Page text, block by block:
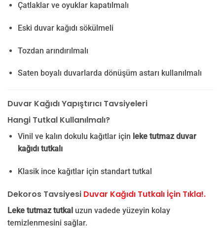
Çatlaklar ve oyuklar kapatılmalı
Eski duvar kağıdı sökülmeli
Tozdan arındırılmalı
Saten boyalı duvarlarda dönüşüm astarı kullanılmalı
Duvar Kağıdı Yapıştırıcı Tavsiyeleri
Hangi Tutkal Kullanılmalı?
Vinil ve kalın dokulu kağıtlar için leke tutmaz duvar
kağıdı tutkalı
Klasik ince kağıtlar için standart tutkal
Dekoros Tavsiyesi Duvar Kağıdı Tutkalı İçin Tıkla!.
Leke tutmaz tutkal uzun vadede yüzeyin kolay
temizlenmesini sağlar.